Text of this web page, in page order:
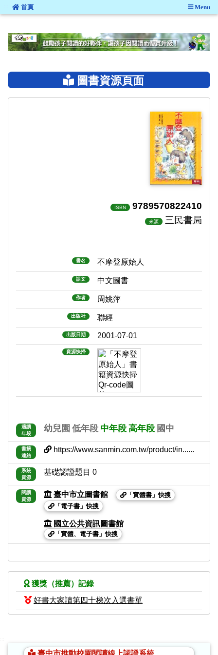
::: 首頁 Menu
圖書資源頁面
ISBN 9789570822410
來源 三民書局
書名 不摩登原始人
語文 中文圖書
作者 周姚萍
出版社 聯經
出版日期 2001-07-01
資源快掃
適讀
年段
幼兒園 低年段 中年段 高年段 國中
書摘
連結
https://www.sanmin.com.tw/product/in......
系統
資源
基礎認證題目 0
閱讀
資源
臺中市立圖書館
「實體書」快搜
「電子書」快搜
國立公共資訊圖書館
「實體、電子書」快搜
獲獎（推薦）記錄
好書大家讀第四十梯次入選書單
臺中市推動校園閱讀線上認證系統